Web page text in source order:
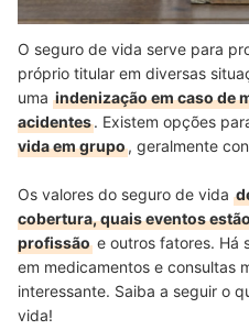
O seguro de vida serve para
próprio titular em diversas
uma indenização em caso de
acidentes. Existem opções
vida em grupo, geralmente
Os valores do seguro de vida
cobertura, quais eventos
profissão e outros fatores. Há
em medicamentos e consultas
interessante. Saiba a seguir o
vida!